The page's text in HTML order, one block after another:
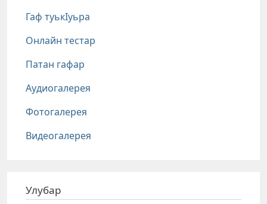
Гаф туькIуьра
Онлайн тестар
Патан гафар
Аудиогалерея
Фотогалерея
Видеогалерея
Улубар